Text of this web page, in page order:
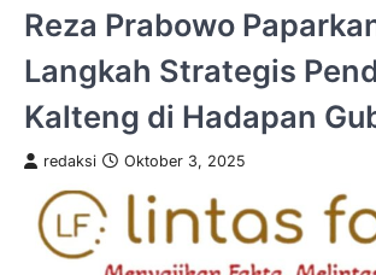
Reza Prabowo
Langkah Strategis
Kalteng di Hadapan
redaksi Oktober 3, 2025